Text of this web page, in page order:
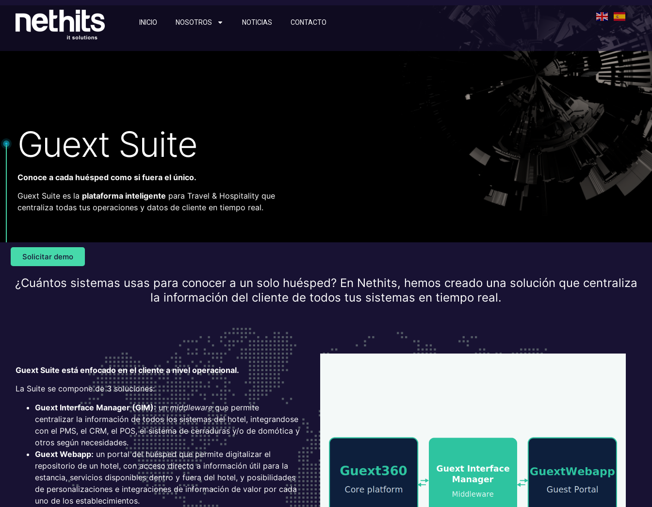
INICIO NOSOTROS NOTICIAS CONTACTO
Guext Suite
Conoce a cada huésped como si fuera el único.
Guext Suite es la plataforma inteligente para Travel & Hospitality que
centraliza todas tus operaciones y datos de cliente en tiempo real.
Solicitar demo
¿Cuántos sistemas usas para conocer a un solo huésped? En Nethits, hemos creado una solución que centraliza
la información del cliente de todos tus sistemas en tiempo real.
Guext Suite está enfocado en el cliente a nivel operacional.
La Suite se compone de 3 soluciones:
Guext Interface Manager (GIM):unmiddlewareque permite
centralizar la información de todos los sistemas del hotel, integrandose
con el PMS, el CRM, el POS, el sistema de cerraduras y/o de domótica y
otros según necesidades.
Guext Webapp: un portal del huésped que permite digitalizar el
repositorio de un hotel, con acceso directo a información útil para la
estancia, servicios disponibles dentro y fuera del hotel, y posibilidades
de personalizaciones e integraciones de información de valor por cada
uno de los establecimientos.